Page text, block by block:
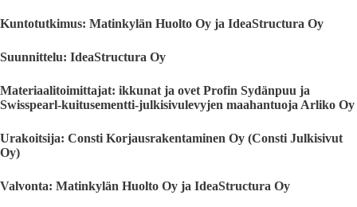
Kuntotutkimus: Matinkylän Huolto Oy ja IdeaStructura Oy
Suunnittelu: IdeaStructura Oy
Materiaalitoimittajat: ikkunat ja ovet Profin Sydänpuu ja
Swisspearl-kuitusementti-julkisivulevyjen maahantuoja Arliko Oy
Urakoitsija: Consti Korjausrakentaminen Oy (Consti Julkisivut
Oy)
Valvonta: Matinkylän Huolto Oy ja IdeaStructura Oy